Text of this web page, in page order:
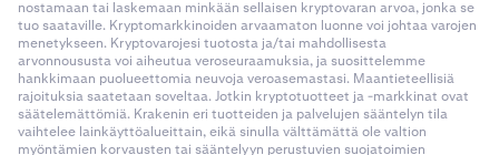
nostamaan tai laskemaan minkään sellaisen kryptovaran arvoa, jonka se
tuo saataville. Kryptomarkkinoiden arvaamaton luonne voi johtaa varojen
menetykseen. Kryptovarojesi tuotosta ja/tai mahdollisesta
arvonnoususta voi aiheutua veroseuraamuksia, ja suosittelemme
hankkimaan puolueettomia neuvoja veroasemastasi. Maantieteellisiä
rajoituksia saatetaan soveltaa. Jotkin kryptotuotteet ja -markkinat ovat
säätelemättömiä. Krakenin eri tuotteiden ja palvelujen sääntelyn tila
vaihtelee lainkäyttöalueittain, eikä sinulla välttämättä ole valtion
myöntämien korvausten tai sääntelyyn perustuvien suojatoimien